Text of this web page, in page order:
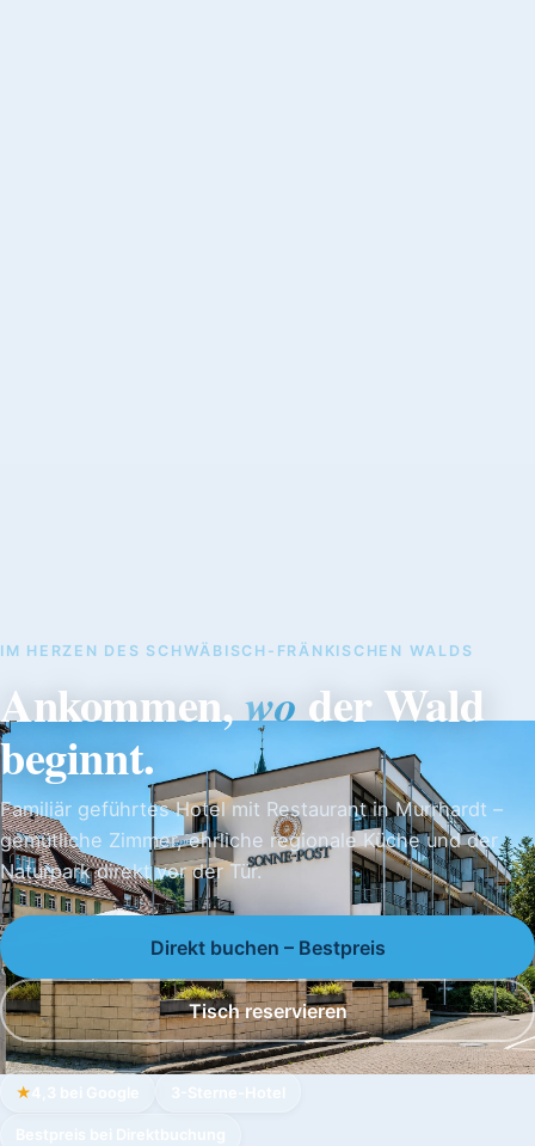
IM HERZEN DES SCHWÄBISCH-FRÄNKISCHEN WALDS
Ankommen,woder Wald
beginnt.
Familiär geführtes Hotel mit Restaurant in Murrhardt –
gemütliche Zimmer, ehrliche regionale Küche und der
Naturpark direkt vor der Tür.
Direkt buchen – Bestpreis
Tisch reservieren
★